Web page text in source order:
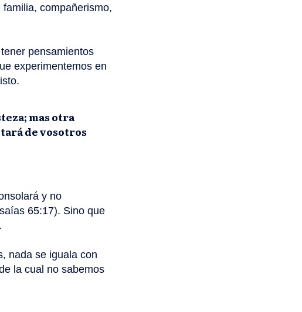
compañerismo,
pensamientos
experimentemos en
mas otra
de vosotros
y no
65:17). Sino que
nada se iguala con
la cual no sabemos